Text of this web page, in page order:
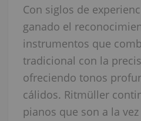
Con siglos de
ganado el
instrumentos que
tradicional con la
ofreciendo tonos
cálidos. Ritmüller
pianos que son a la